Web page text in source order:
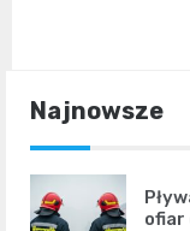
Najnowsze
ofiar